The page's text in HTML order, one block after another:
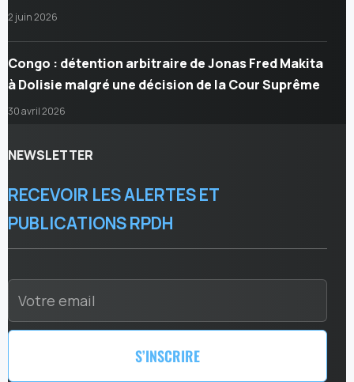
2 juin 2026
Congo : détention arbitraire de Jonas Fred Makita
à Dolisie malgré une décision de la Cour Suprême
30 avril 2026
NEWSLETTER
RECEVOIR LES ALERTES ET
PUBLICATIONS RPDH
S’INSCRIRE